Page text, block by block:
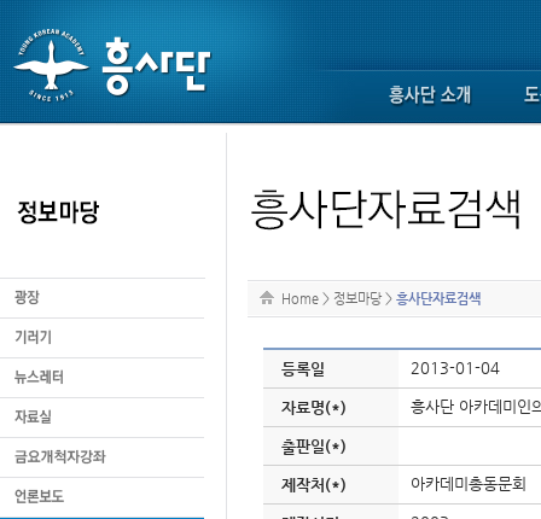
Home > 정보마당 > 흥사단자료검색
등록일 2013-01-04
자료명(*) 흥사단 아카데미
출판일(*)
제작처(*) 아카데미총동문회